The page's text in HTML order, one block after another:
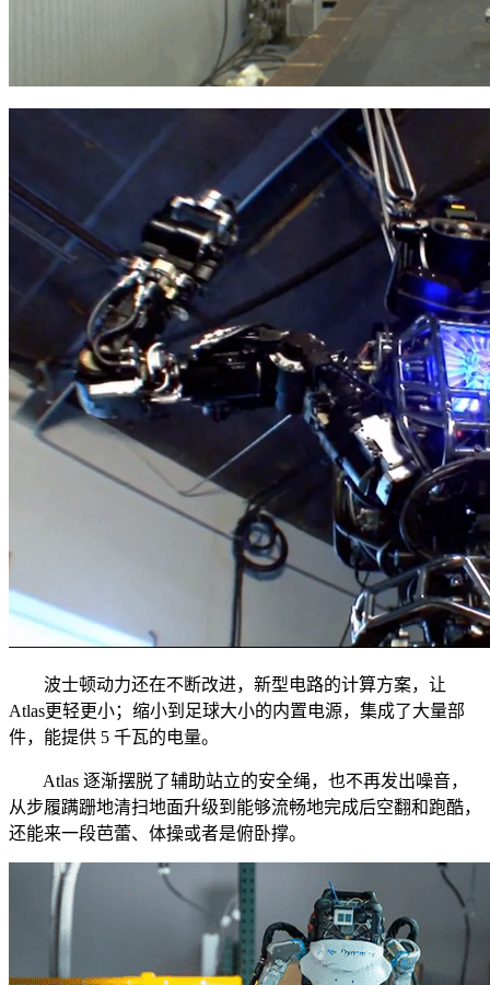
波士顿动力还在不断改进，新型电路的计算方案，让
Atlas更轻更小；缩小到足球大小的内置电源，集成了大量部
件，能提供 5 千瓦的电量。
Atlas 逐渐摆脱了辅助站立的安全绳，也不再发出噪音，
从步履蹒跚地清扫地面升级到能够流畅地完成后空翻和跑酷，
还能来一段芭蕾、体操或者是俯卧撑。